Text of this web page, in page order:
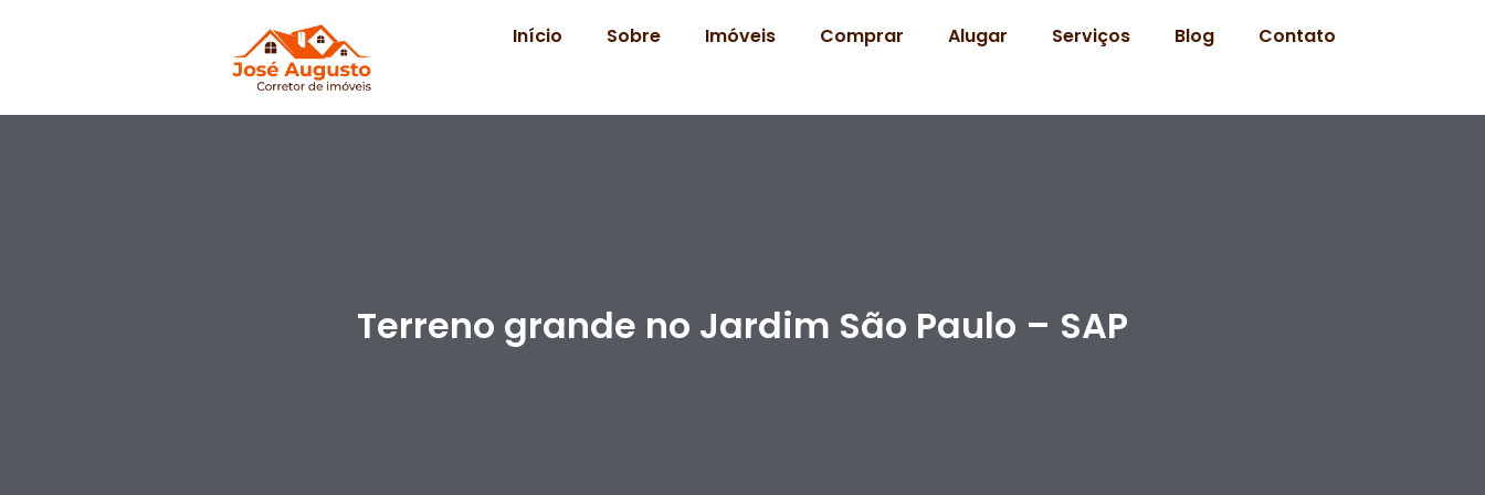
Início Sobre Imóveis Comprar Alugar Serviços Blog Contato
Terreno grande no Jardim São Paulo – SAP